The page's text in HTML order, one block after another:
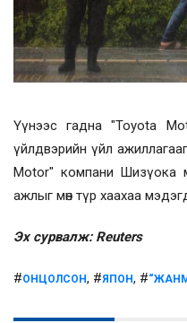
Үүнээс гадна "Toyota
үйлдвэрийн үйл ажиллагааг
Motor" компани Шизүока
ажлыг мөн түр хаахаа
Эх сурвалж: Reuters
#ОНЦОЛСОН, #ЯПОН, #